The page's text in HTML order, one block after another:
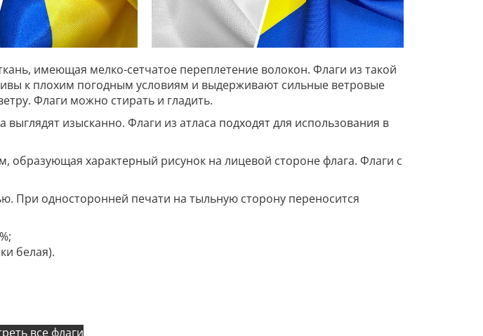
имеющая мелко-сетчатое переплетение волокон. Флаги из такой
к плохим погодным условиям и выдерживают сильные ветровые
Флаги можно стирать и гладить.
изысканно. Флаги из атласа подходят для использования в
образующая характерный рисунок на лицевой стороне флага. Флаги с
При односторонней печати на тыльную сторону переносится
белая).
все флаги